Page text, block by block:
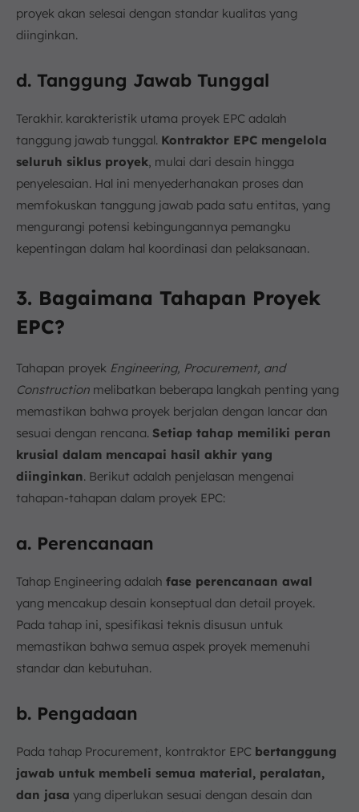
proyek akan selesai dengan standar kualitas yang
diinginkan.
d. Tanggung Jawab Tunggal
Terakhir. karakteristik utama proyek EPC adalah
tanggung jawab tunggal. Kontraktor EPC mengelola
seluruh siklus proyek , mulai dari desain hingga
penyelesaian. Hal ini menyederhanakan proses dan
memfokuskan tanggung jawab pada satu entitas, yang
mengurangi potensi kebingungannya pemangku
kepentingan dalam hal koordinasi dan pelaksanaan.
3. Bagaimana Tahapan Proyek
EPC?
Tahapan proyek Engineering, Procurement, and
Construction melibatkan beberapa langkah penting yang
memastikan bahwa proyek berjalan dengan lancar dan
sesuai dengan rencana. Setiap tahap memiliki peran
krusial dalam mencapai hasil akhir yang
diinginkan. Berikut adalah penjelasan mengenai
tahapan-tahapan dalam proyek EPC:
a. Perencanaan
Tahap Engineering adalah fase perencanaan awal
yang mencakup desain konseptual dan detail proyek.
Pada tahap ini, spesifikasi teknis disusun untuk
memastikan bahwa semua aspek proyek memenuhi
standar dan kebutuhan.
b. Pengadaan
Pada tahap Procurement, kontraktor EPC bertanggung
jawab untuk membeli semua material, peralatan,
dan jasa yang diperlukan sesuai dengan desain dan